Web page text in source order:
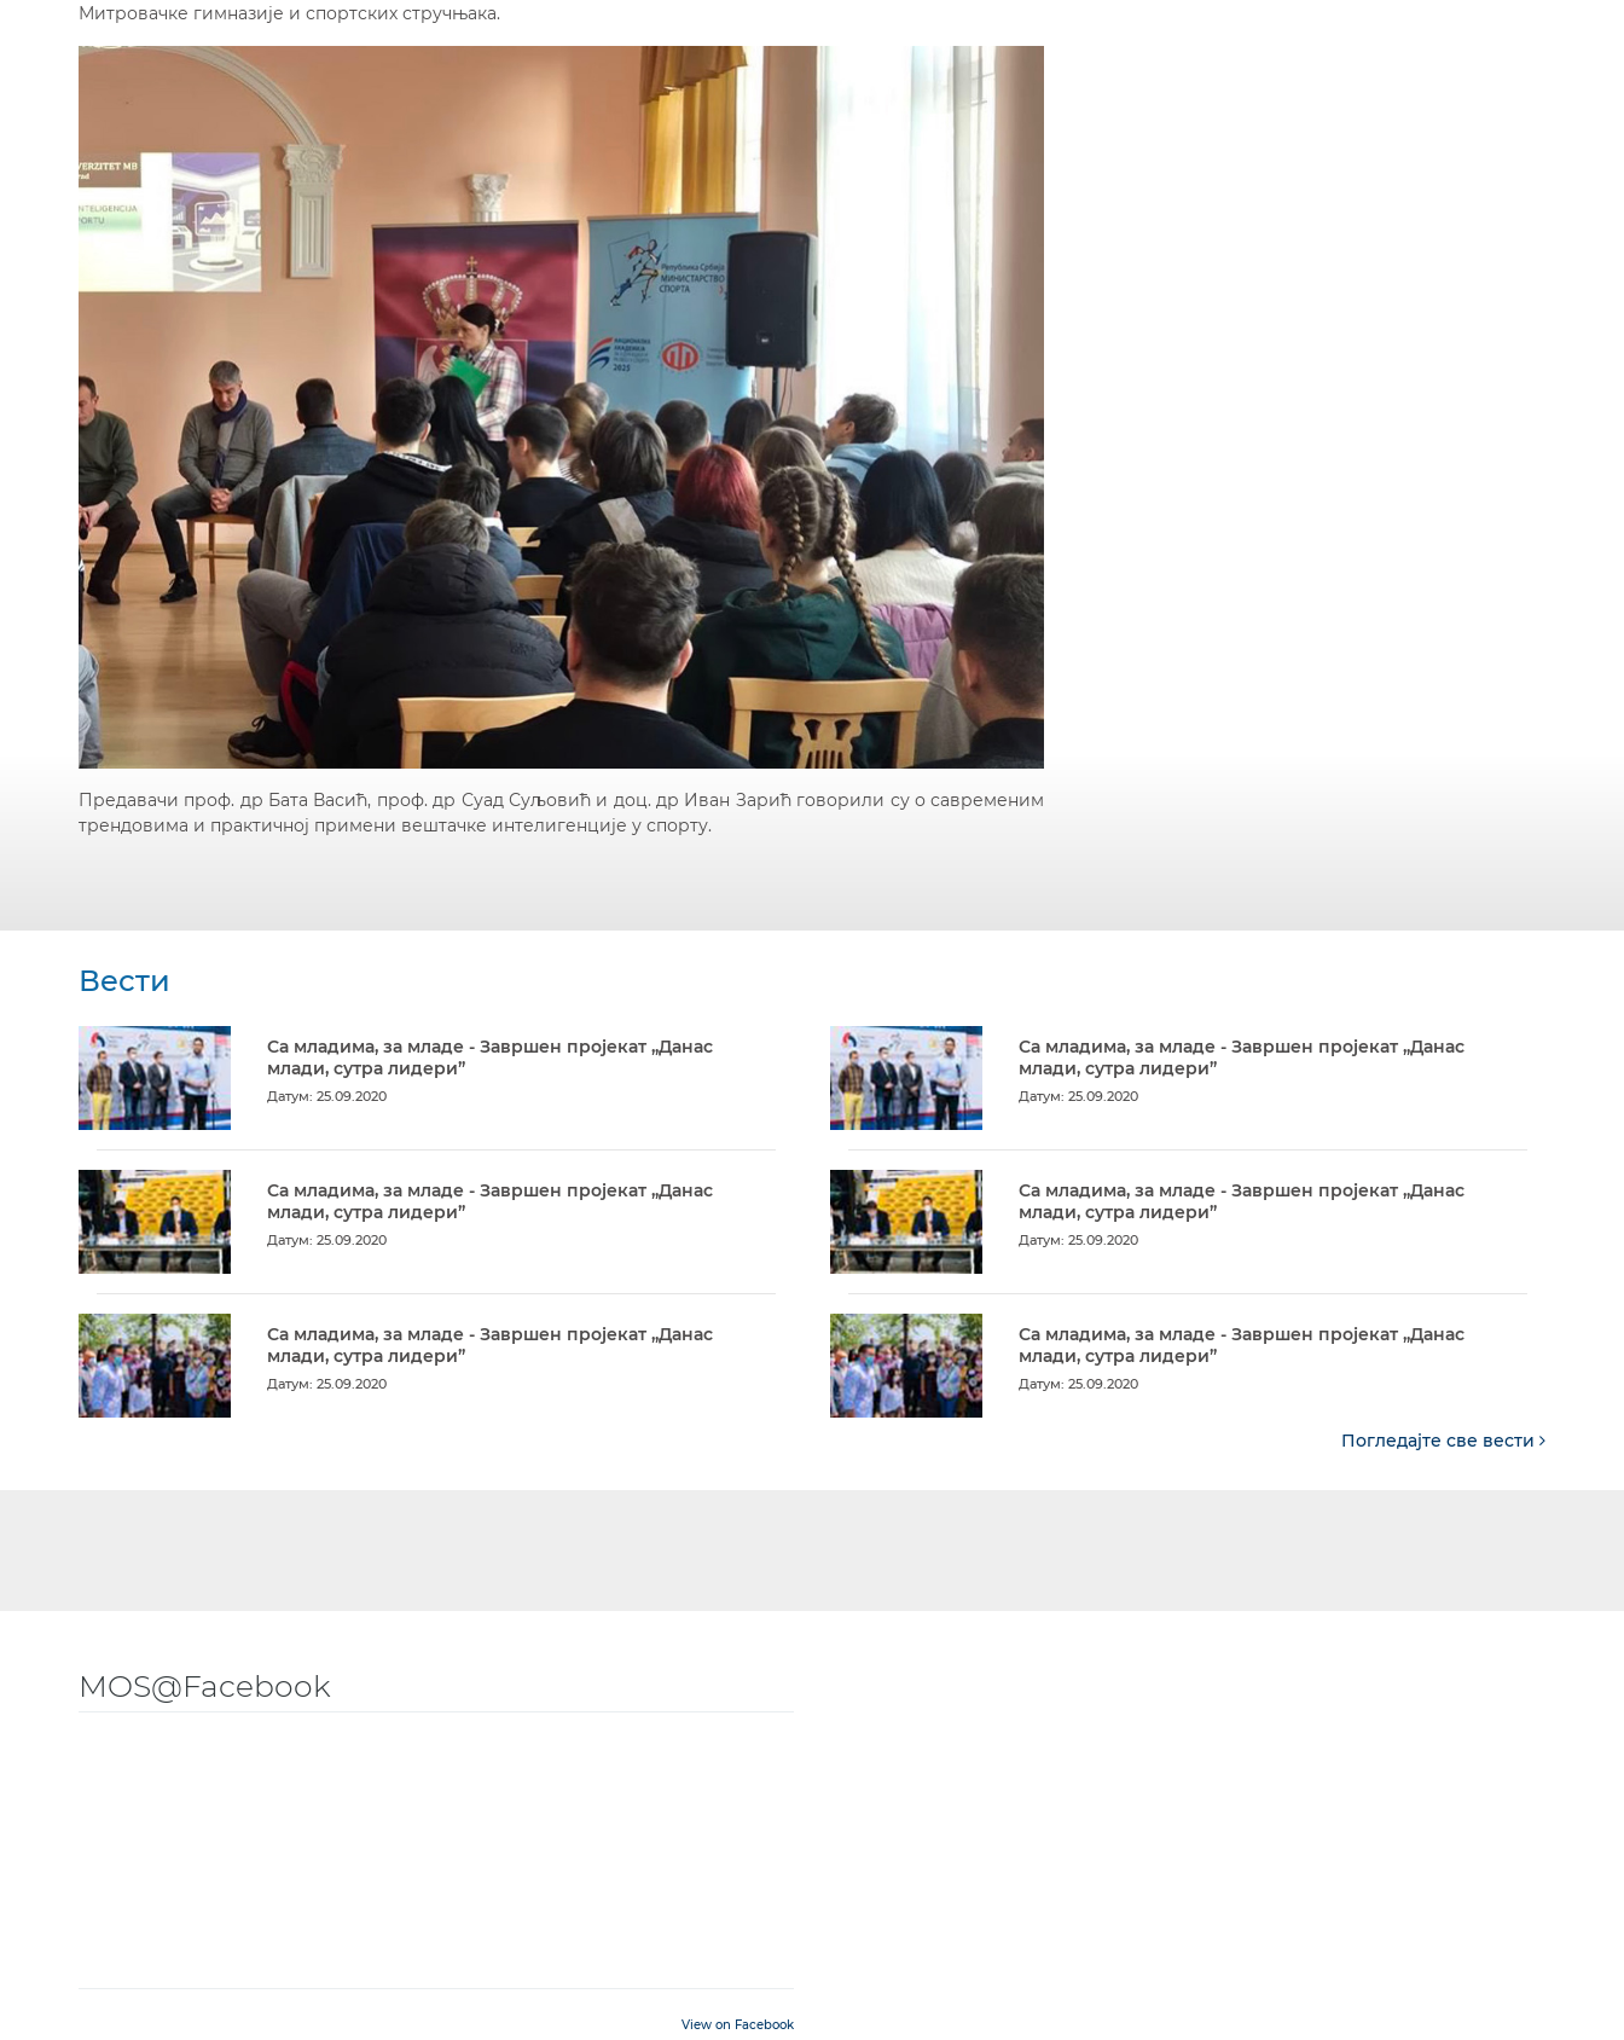
Митровачке гимназије и спортских стручњака.
Предавачи проф. др Бата Васић, проф. др Суад Суљовић и доц. др Иван Зарић говорили су о савременим
трендовима и практичној примени вештачке интелигенције у спорту.
Вести
Са младима, за младе - Завршен пројекат „Данас
млади, сутра лидери”
Датум: 25.09.2020
Са младима, за младе - Завршен пројекат „Данас
млади, сутра лидери”
Датум: 25.09.2020
Са младима, за младе - Завршен пројекат „Данас
млади, сутра лидери”
Датум: 25.09.2020
Са младима, за младе - Завршен пројекат „Данас
млади, сутра лидери”
Датум: 25.09.2020
Са младима, за младе - Завршен пројекат „Данас
млади, сутра лидери”
Датум: 25.09.2020
Са младима, за младе - Завршен пројекат „Данас
млади, сутра лидери”
Датум: 25.09.2020
Погледајте све вести
MOS@Facebook
View on Facebook